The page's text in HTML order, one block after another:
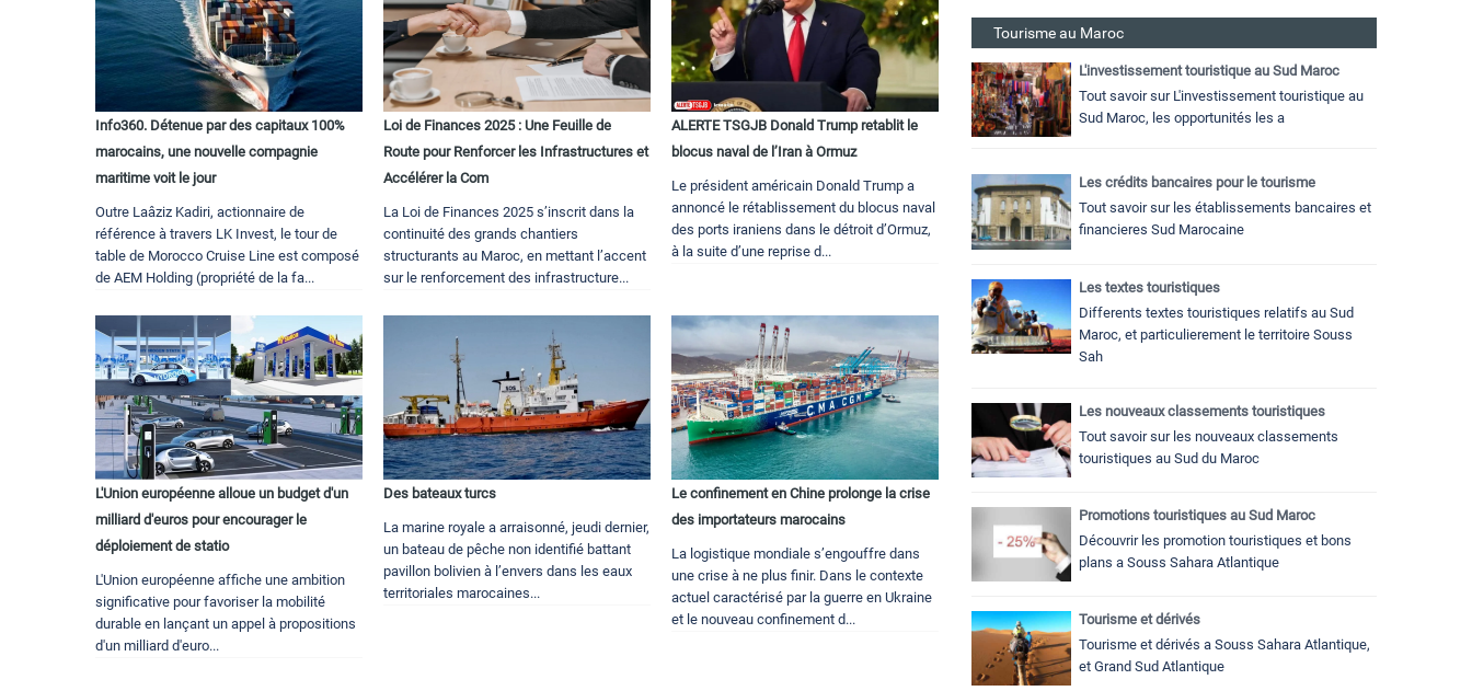
Info360. Détenue par des capitaux 100%
marocains, une nouvelle compagnie
maritime voit le jour
Outre Laâziz Kadiri, actionnaire de
référence à travers LK Invest, le tour de
table de Morocco Cruise Line est composé
de AEM Holding (propriété de la fa...
Loi de Finances 2025 : Une Feuille de
Route pour Renforcer les Infrastructures et
Accélérer la Com
La Loi de Finances 2025 s’inscrit dans la
continuité des grands chantiers
structurants au Maroc, en mettant l’accent
sur le renforcement des infrastructure...
ALERTE TSGJB Donald Trump retablit le
blocus naval de l’Iran à Ormuz
Le président américain Donald Trump a
annoncé le rétablissement du blocus naval
des ports iraniens dans le détroit d’Ormuz,
à la suite d’une reprise d...
L'Union européenne alloue un budget d'un
milliard d'euros pour encourager le
déploiement de statio
L'Union européenne affiche une ambition
significative pour favoriser la mobilité
durable en lançant un appel à propositions
d'un milliard d'euro...
Des bateaux turcs
La marine royale a arraisonné, jeudi dernier,
un bateau de pêche non identifié battant
pavillon bolivien à l’envers dans les eaux
territoriales marocaines...
Le confinement en Chine prolonge la crise
des importateurs marocains
La logistique mondiale s’engouffre dans
une crise à ne plus finir. Dans le contexte
actuel caractérisé par la guerre en Ukraine
et le nouveau confinement d...
Tourisme au Maroc
L'investissement touristique au Sud Maroc
Tout savoir sur L'investissement touristique au
Sud Maroc, les opportunités les a
Les crédits bancaires pour le tourisme
Tout savoir sur les établissements bancaires et
financieres Sud Marocaine
Les textes touristiques
Differents textes touristiques relatifs au Sud
Maroc, et particulierement le territoire Souss
Sah
Les nouveaux classements touristiques
Tout savoir sur les nouveaux classements
touristiques au Sud du Maroc
Promotions touristiques au Sud Maroc
Découvrir les promotion touristiques et bons
plans a Souss Sahara Atlantique
Tourisme et dérivés
Tourisme et dérivés a Souss Sahara Atlantique,
et Grand Sud Atlantique